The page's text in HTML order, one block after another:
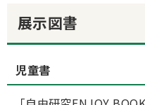
展示図書
児童書